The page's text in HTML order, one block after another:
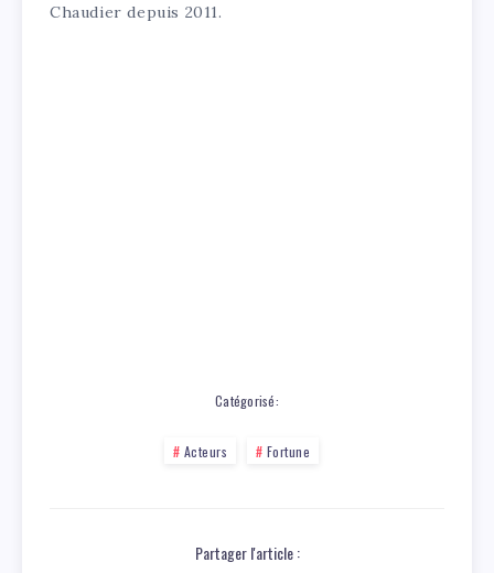
Chaudier depuis 2011.
Catégorisé:
Acteurs Fortune
Partager l'article :